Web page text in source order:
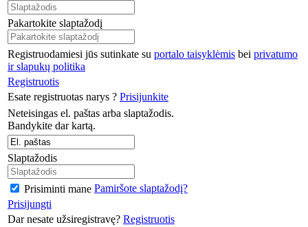
Pakartokite slaptažodį
Registruodamiesi jūs sutinkate su portalo taisyklėmis bei privatumo
ir slapukų politika
Registruotis
Esate registruotas narys ? Prisijunkite
Neteisingas el. paštas arba slaptažodis.
Bandykite dar kartą.
Slaptažodis
Prisiminti mane Pamiršote slaptažodį?
Prisijungti
Dar nesate užsiregistravę? Registruotis